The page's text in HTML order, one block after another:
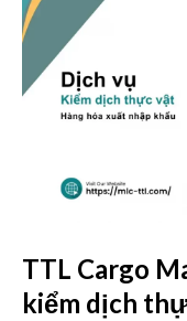
TTL Cargo
kiểm dịch